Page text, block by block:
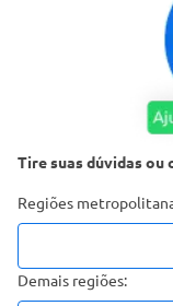
Tire suas dúvidas
Regiões
Demais regiões: